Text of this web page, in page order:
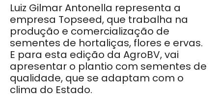
Luiz Gilmar Antonella representa a
empresa Topseed, que trabalha na
produção e comercialização de
sementes de hortaliças, flores e ervas.
E para esta edição da AgroBV, vai
apresentar o plantio com sementes de
qualidade, que se adaptam com o
clima do Estado.